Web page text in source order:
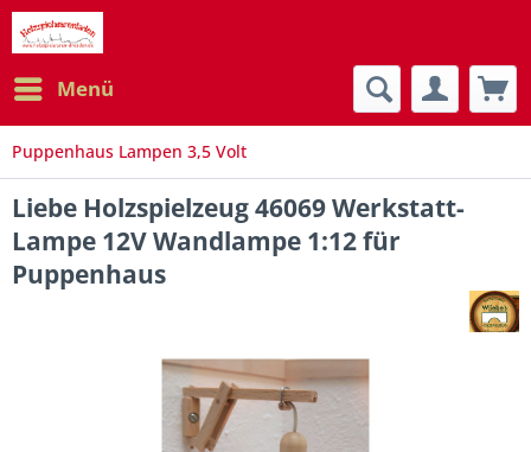
Menü
Puppenhaus Lampen 3,5 Volt
Liebe Holzspielzeug 46069 Werkstatt-
Lampe 12V Wandlampe 1:12 für
Puppenhaus